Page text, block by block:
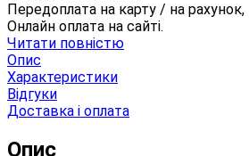
Передоплата на карту / на рахунок,
Онлайн оплата на сайті.
Читати повністю
Опис
Характеристики
Відгуки
Доставка і оплата
Опис